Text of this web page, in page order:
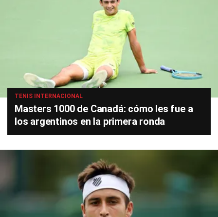
TENIS INTERNACIONAL
Masters 1000 de Canadá: cómo les fue a
los argentinos en la primera ronda